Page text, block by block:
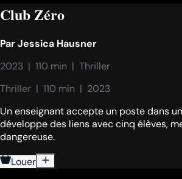
Club Zéro
ParJessica Hausner
2023  |  110 min  |  Thriller
Thriller  |  110 min  |  2023
Un enseignant accepte un poste dans
développe des liens avec cinq élèves,
dangereuse.
Louer